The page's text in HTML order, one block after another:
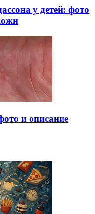
у детей: фото
и описание